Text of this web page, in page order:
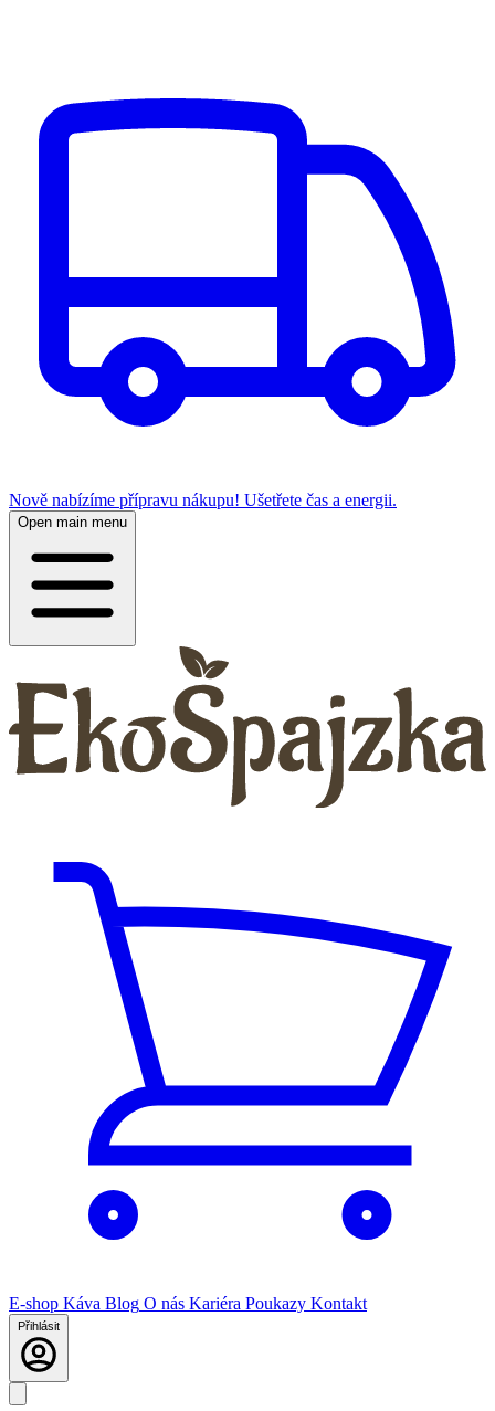
Nově nabízíme přípravu nákupu! Ušetřete čas a energii.
Open main menu
E-shop Káva Blog O nás Kariéra Poukazy Kontakt
Přihlásit